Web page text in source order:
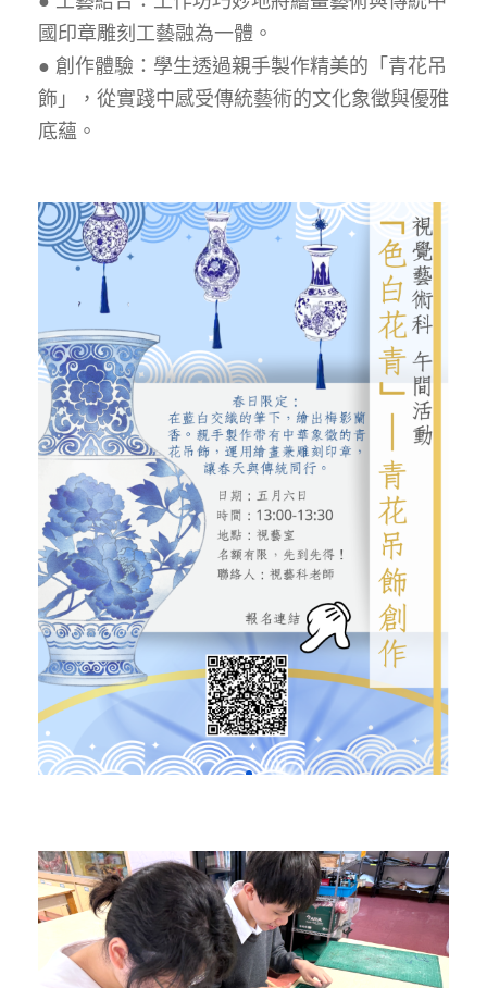
國印章雕刻工藝融為一體。
● 創作體驗：學生透過親手製作精美的「青花吊
飾」，從實踐中感受傳統藝術的文化象徵與優雅
底蘊。